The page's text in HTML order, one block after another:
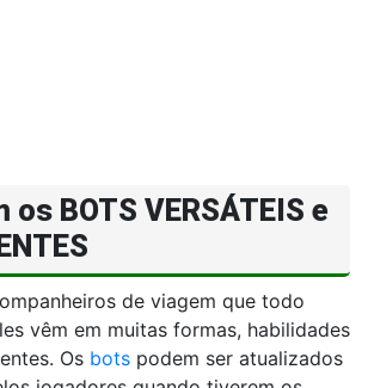
os BOTS VERSÁTEIS e
de viagem que todo
vêm em muitas formas, habilidades
Os bots podem ser atualizados